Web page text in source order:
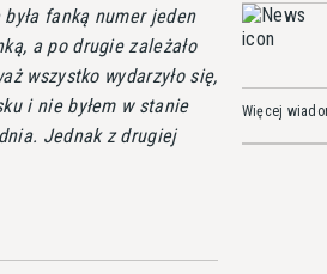
fanką numer jeden
a po drugie zależało
wszystko wydarzyło się,
i nie byłem w stanie
Jednak z drugiej
Więcej